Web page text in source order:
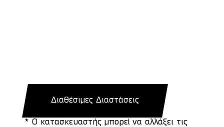
Διαθέσιμες Διαστάσεις
* Ο κατασκευαστής μπορεί να αλλάξει τις